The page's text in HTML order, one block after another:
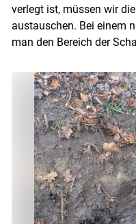
Skip
verlegt ist, müssen wir
austauschen. Bei einem
man den Bereich der